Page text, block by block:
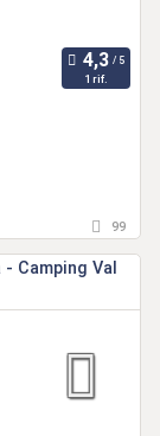
1 rif.
99